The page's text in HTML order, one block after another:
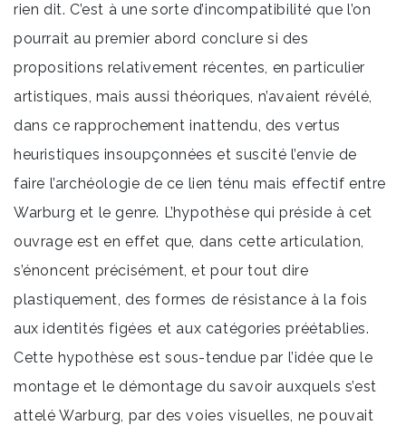
rien dit. C’est à une sorte d’incompatibilité que l’on
pourrait au premier abord conclure si des
propositions relativement récentes, en particulier
artistiques, mais aussi théoriques, n’avaient révélé,
dans ce rapprochement inattendu, des vertus
heuristiques insoupçonnées et suscité l’envie de
faire l’archéologie de ce lien ténu mais effectif entre
Warburg et le genre. L’hypothèse qui préside à cet
ouvrage est en effet que, dans cette articulation,
s’énoncent précisément, et pour tout dire
plastiquement, des formes de résistance à la fois
aux identités figées et aux catégories préétablies.
Cette hypothèse est sous-tendue par l’idée que le
montage et le démontage du savoir auxquels s’est
attelé Warburg, par des voies visuelles, ne pouvait